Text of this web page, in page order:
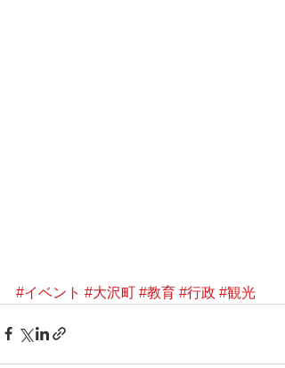
#イベント #大沢町 #教育 #行政 #観光